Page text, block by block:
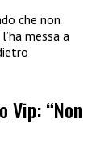
che non
messa a
Vip: “Non